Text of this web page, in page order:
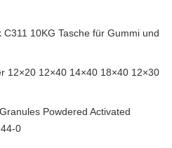
10KG Tasche für Gummi und
12×20 12×40 14×40 18×40 12×30
Powdered Activated
0